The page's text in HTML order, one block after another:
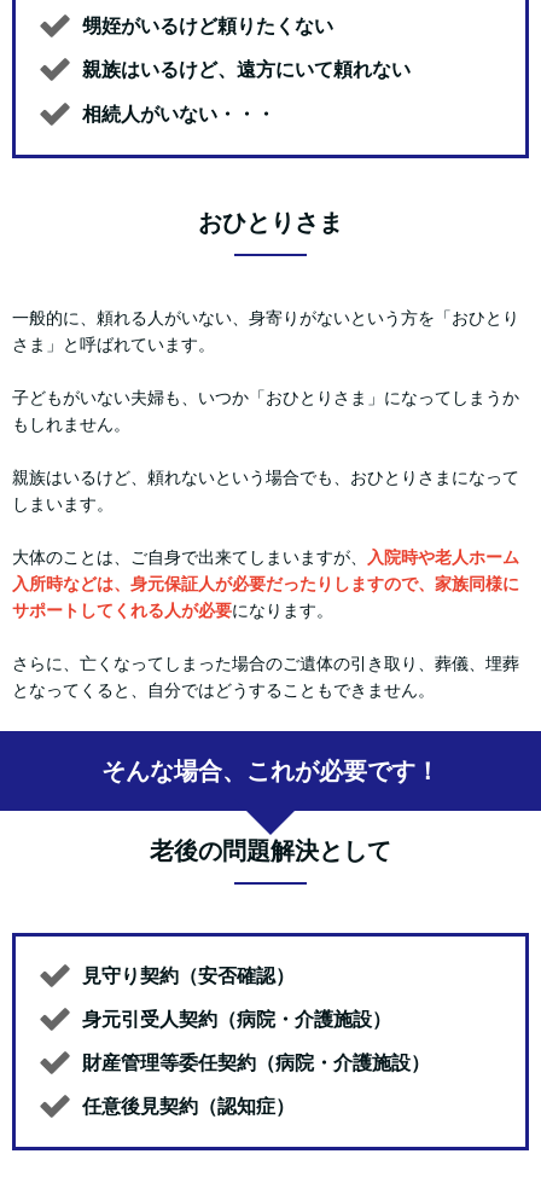
甥姪がいるけど頼りたくない
親族はいるけど、遠方にいて頼れない
相続人がいない・・・
おひとりさま
一般的に、頼れる人がいない、身寄りがないという方を「おひとり
さま」と呼ばれています。
子どもがいない夫婦も、いつか「おひとりさま」になってしまうか
もしれません。
親族はいるけど、頼れないという場合でも、おひとりさまになって
しまいます。
大体のことは、ご自身で出来てしまいますが、
入院時や老人ホーム
入所時などは、身元保証人が必要だったりしますので、家族同様に
サポートしてくれる人が必要になります。
さらに、亡くなってしまった場合のご遺体の引き取り、葬儀、埋葬
となってくると、自分ではどうすることもできません。
そんな場合、これが必要です！
老後の問題解決として
見守り契約（安否確認）
身元引受人契約（病院・介護施設）
財産管理等委任契約（病院・介護施設）
任意後見契約（認知症）